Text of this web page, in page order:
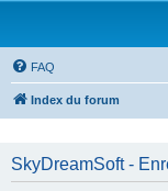
FAQ
Index du forum
SkyDreamSoft -